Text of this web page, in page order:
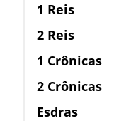
1 Reis
2 Reis
1 Crônicas
2 Crônicas
Esdras